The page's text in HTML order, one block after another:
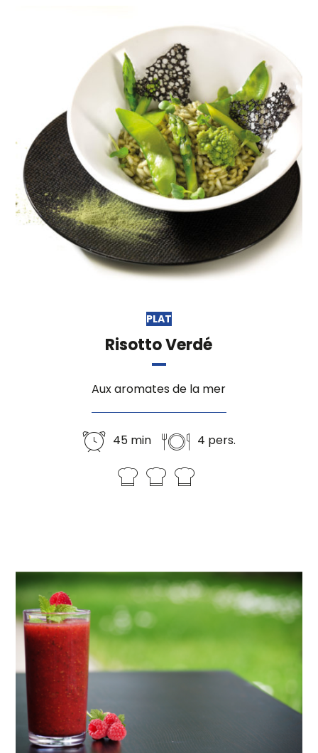
PLAT
Risotto Verdé
Aux aromates de la mer
45 min 4 pers.